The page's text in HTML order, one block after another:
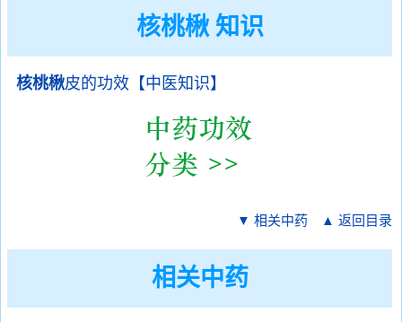
核桃楸 知识
核桃楸皮的功效【中医知识】
▼ 相关中药 ▲ 返回目录
相关中药